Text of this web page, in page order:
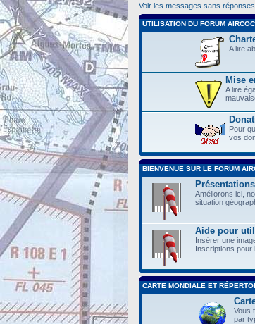
Voir les messages sans réponses
UTILISATION DU FORUM
A lire
Mise
A lire
Pour
vos
BIENVENUE SUR LE FORUM
Améliorons ici,
situation
Aide pour
Insérer une
Inscriptions pour
CARTE MONDIALE ET
Vous
par